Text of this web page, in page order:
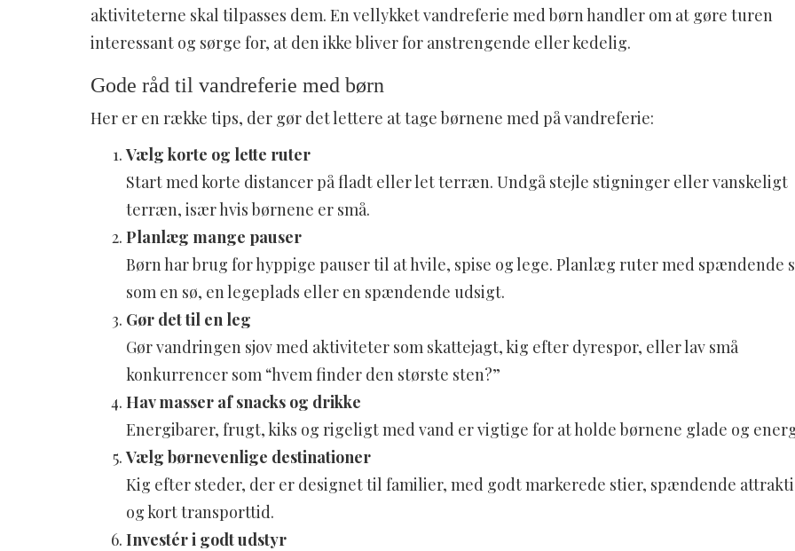
aktiviteterne skal tilpasses dem. En vellykket vandreferie med børn handler om at gøre turen
interessant og sørge for, at den ikke bliver for anstrengende eller kedelig.
Gode råd til vandreferie med børn
Her er en række tips, der gør det lettere at tage børnene med på vandreferie:
Vælg korte og lette ruter
Start med korte distancer på fladt eller let terræn. Undgå stejle stigninger eller vanskeligt
terræn, især hvis børnene er små.
Planlæg mange pauser
Børn har brug for hyppige pauser til at hvile, spise og lege. Planlæg ruter med spændende
som en sø, en legeplads eller en spændende udsigt.
Gør det til en leg
Gør vandringen sjov med aktiviteter som skattejagt, kig efter dyrespor, eller lav små
konkurrencer som “hvem finder den største sten?”
Hav masser af snacks og drikke
Energibarer, frugt, kiks og rigeligt med vand er vigtige for at holde børnene glade og
Vælg børnevenlige destinationer
Kig efter steder, der er designet til familier, med godt markerede stier, spændende
og kort transporttid.
Investér i godt udstyr